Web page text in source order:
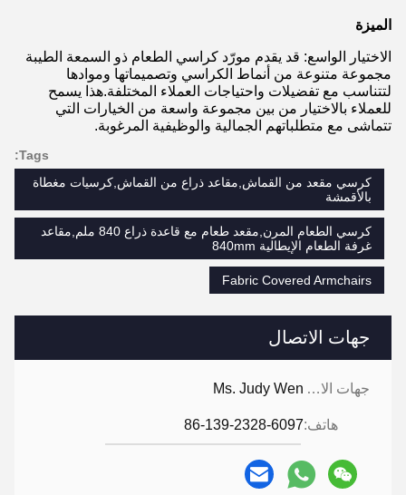
جهات الاتصال
جهات الاتصال: Ms. Judy Wen
هاتف:86-139-2328-6097
الميزة
الاختيار الواسع: قد يقدم مورّد كراسي الطعام ذو السمعة الطيبة
مجموعة متنوعة من أنماط الكراسي وتصميماتها وموادها
لتتناسب مع تفضيلات واحتياجات العملاء المختلفة.هذا يسمح
للعملاء بالاختيار من بين مجموعة واسعة من الخيارات التي
تتماشى مع متطلباتهم الجمالية والوظيفية المرغوبة.
Tags:
كرسي مقعد من القماش,مقاعد ذراع من القماش,كرسيات مغطاة
بالأقمشة
كرسي الطعام المرن,مقعد طعام مع قاعدة ذراع 840 ملم,مقاعد
غرفة الطعام الإيطالية 840mm
Fabric Covered Armchairs